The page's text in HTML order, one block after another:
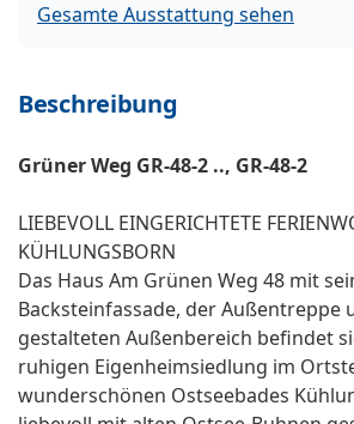
Gesamte Ausstattung sehen
Beschreibung
Grüner Weg GR-48-2 .., GR-48-2
LIEBEVOLL EINGERICHTETE
KÜHLUNGSBORN
Das Haus Am Grünen Weg 48 mit
Backsteinfassade, der Außentreppe
gestalteten Außenbereich befindet
ruhigen Eigenheimsiedlung im
wunderschönen Ostseebades